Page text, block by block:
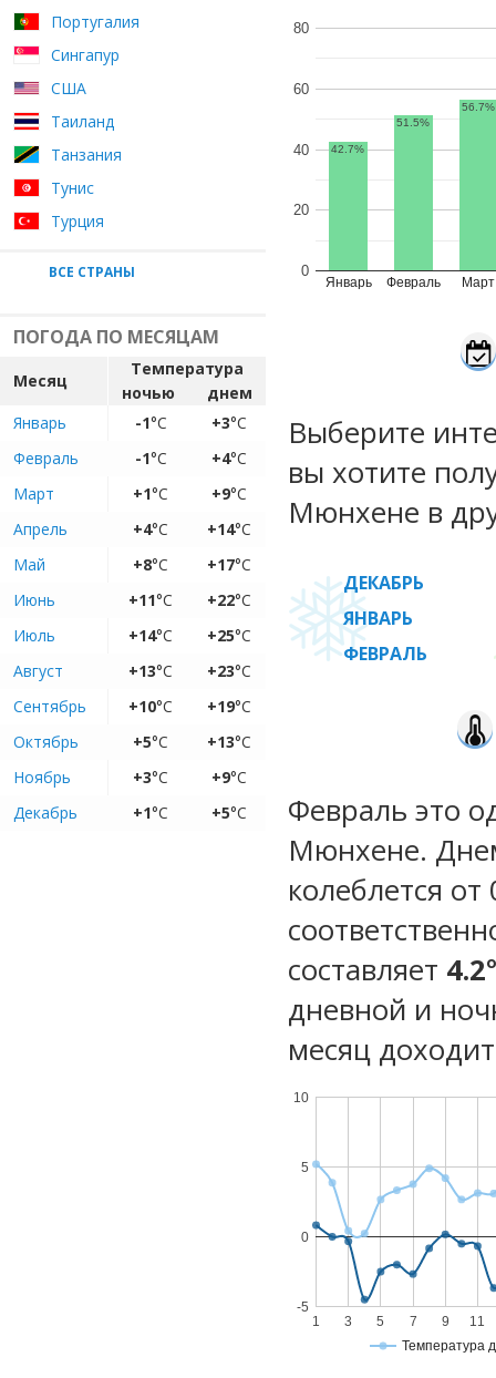
Португалия
Сингапур
США
Таиланд
Танзания
Тунис
Турция
ВСЕ СТРАНЫ
ПОГОДА ПО МЕСЯЦАМ
Месяц
Температура
ночью
днем
Январь
-1°C +3°C
Февраль
-1°C +4°C
Март
+1°C +9°C
Апрель
+4°C +14°C
Май
+8°C +17°C
Июнь
+11°C +22°C
Июль
+14°C +25°C
Август
+13°C +23°C
Сентябрь
+10°C +19°C
Октябрь
+5°C +13°C
Ноябрь
+3°C +9°C
Декабрь
+1°C +5°C
Январь Февраль Март
0
20
40
60
80
42.7%
51.5%
56.7%
Выберите
вы хотите
Мюнхене в
ДЕКАБРЬ
ЯНВАРЬ
ФЕВРАЛЬ
Февраль это
Мюнхене.
колеблется от
составляет 4.2
дневной и
месяц
Температура
1 3 5 7 9 11
-5
0
5
10